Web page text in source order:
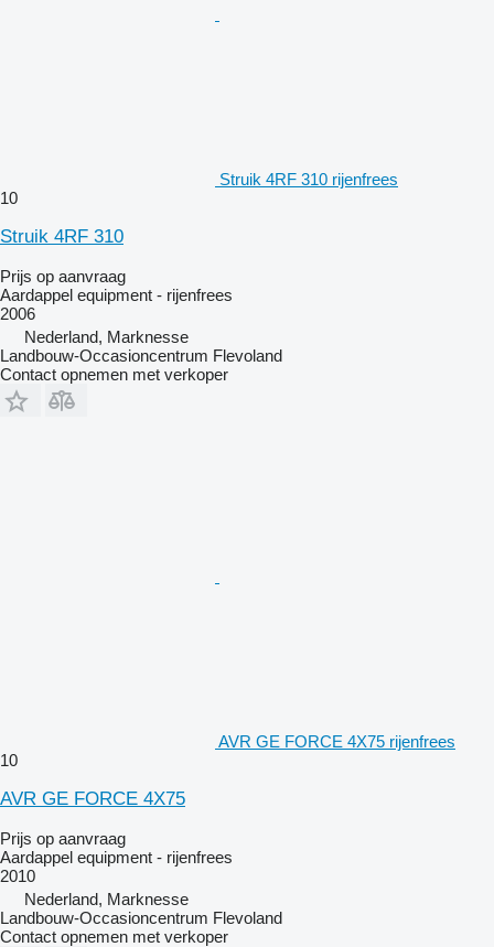
Struik 4RF 310 rijenfrees
10
Struik 4RF 310
Prijs op aanvraag
Aardappel equipment - rijenfrees
2006
Nederland, Marknesse
Landbouw-Occasioncentrum Flevoland
Contact opnemen met verkoper
AVR GE FORCE 4X75 rijenfrees
10
AVR GE FORCE 4X75
Prijs op aanvraag
Aardappel equipment - rijenfrees
2010
Nederland, Marknesse
Landbouw-Occasioncentrum Flevoland
Contact opnemen met verkoper